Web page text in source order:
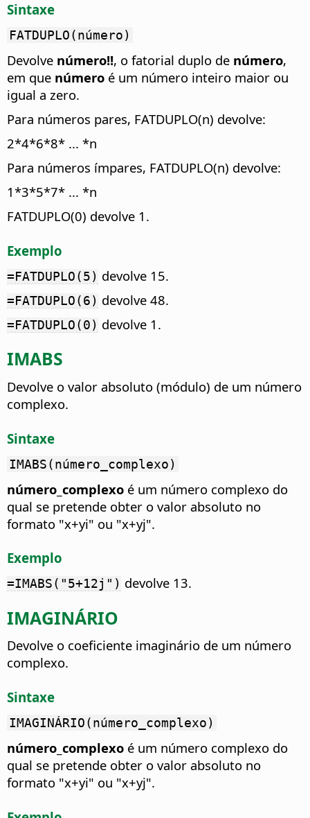
Sintaxe
FATDUPLO(número)
Devolve número!!, o fatorial duplo de número,
em que número é um número inteiro maior ou
igual a zero.
Para números pares, FATDUPLO(n) devolve:
2*4*6*8* ... *n
Para números ímpares, FATDUPLO(n) devolve:
1*3*5*7* ... *n
FATDUPLO(0) devolve 1.
Exemplo
=FATDUPLO(5) devolve 15.
=FATDUPLO(6) devolve 48.
=FATDUPLO(0) devolve 1.
IMABS
Devolve o valor absoluto (módulo) de um número
complexo.
Sintaxe
IMABS(número_complexo)
número_complexo é um número complexo do
qual se pretende obter o valor absoluto no
formato "x+yi" ou "x+yj".
Exemplo
=IMABS("5+12j") devolve 13.
IMAGINÁRIO
Devolve o coeficiente imaginário de um número
complexo.
Sintaxe
IMAGINÁRIO(número_complexo)
número_complexo é um número complexo do
qual se pretende obter o valor absoluto no
formato "x+yi" ou "x+yj".